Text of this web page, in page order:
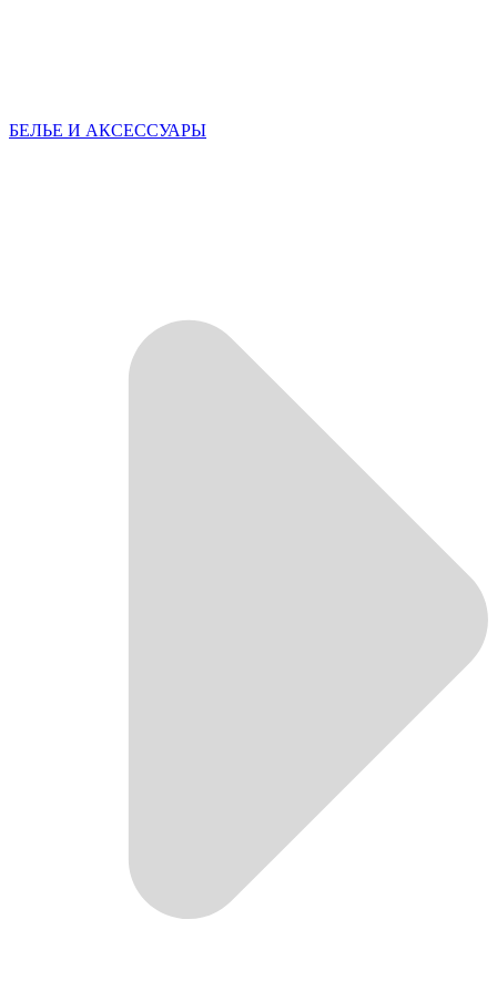
БЕЛЬЕ И АКСЕССУАРЫ